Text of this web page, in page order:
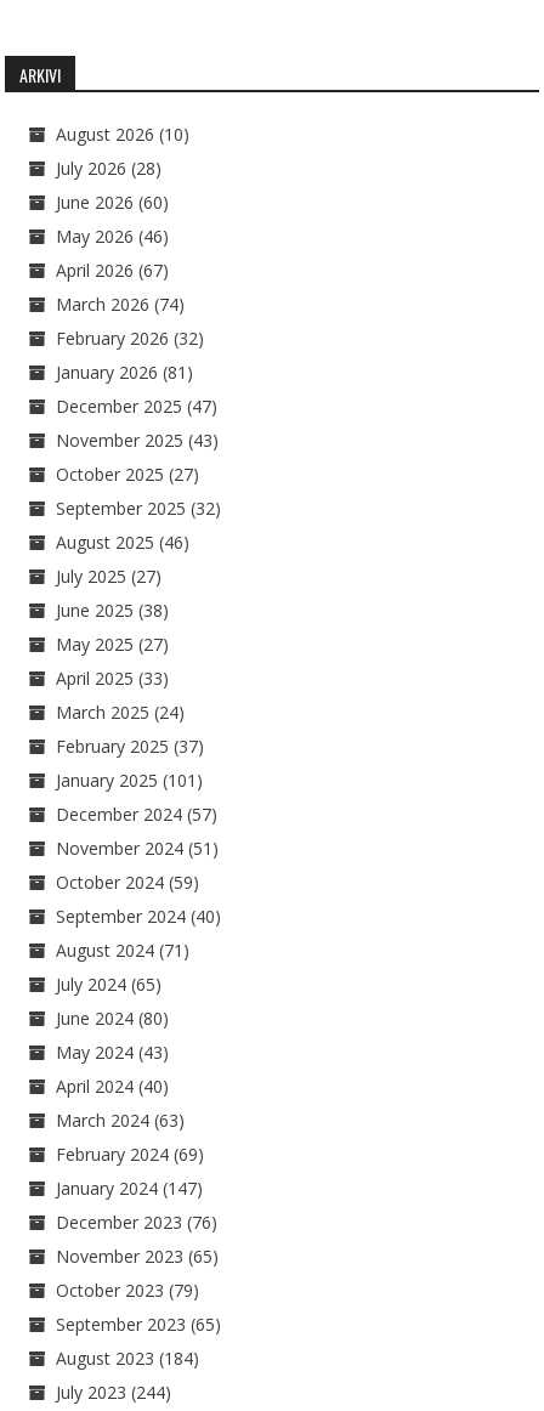
ARKIVI
August 2026 (10)
July 2026 (28)
June 2026 (60)
May 2026 (46)
April 2026 (67)
March 2026 (74)
February 2026 (32)
January 2026 (81)
December 2025 (47)
November 2025 (43)
October 2025 (27)
September 2025 (32)
August 2025 (46)
July 2025 (27)
June 2025 (38)
May 2025 (27)
April 2025 (33)
March 2025 (24)
February 2025 (37)
January 2025 (101)
December 2024 (57)
November 2024 (51)
October 2024 (59)
September 2024 (40)
August 2024 (71)
July 2024 (65)
June 2024 (80)
May 2024 (43)
April 2024 (40)
March 2024 (63)
February 2024 (69)
January 2024 (147)
December 2023 (76)
November 2023 (65)
October 2023 (79)
September 2023 (65)
August 2023 (184)
July 2023 (244)